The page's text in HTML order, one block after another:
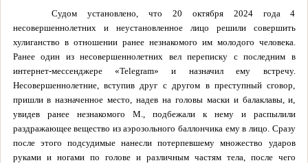
Судом установлено, что 20 октября 2024 года 4
несовершеннолетних и неустановленное лицо решили совершить
хулиганство в отношении ранее незнакомого им молодого человека.
Ранее один из несовершеннолетних вел переписку с последним в
интернет-мессенджере «Telegram» и назначил ему встречу.
Несовершеннолетние, вступив друг с другом в преступный сговор,
пришли в назначенное место, надев на головы маски и балаклавы, и,
увидев ранее незнакомого М., подбежали к нему и распылили
раздражающее вещество из аэрозольного баллончика ему в лицо. Сразу
после этого подсудимые нанесли потерпевшему множество ударов
руками и ногами по голове и различным частям тела, после чего